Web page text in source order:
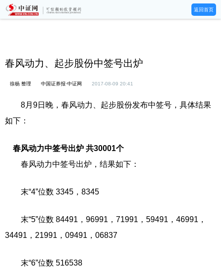
返回首页
春风动力、起步股份中签号出炉
徐杨 整理 中国证券报·中证网 2017-08-09 20:41
8月9日晚，春风动力、起步股份发布中签号，具体结果
如下：
春风动力中签号出炉 共30001个
春风动力中签号出炉，结果如下：
末“4”位数 3345，8345
末“5”位数 84491，96991，71991，59491，46991，
34491，21991，09491，06837
末“6”位数 516538